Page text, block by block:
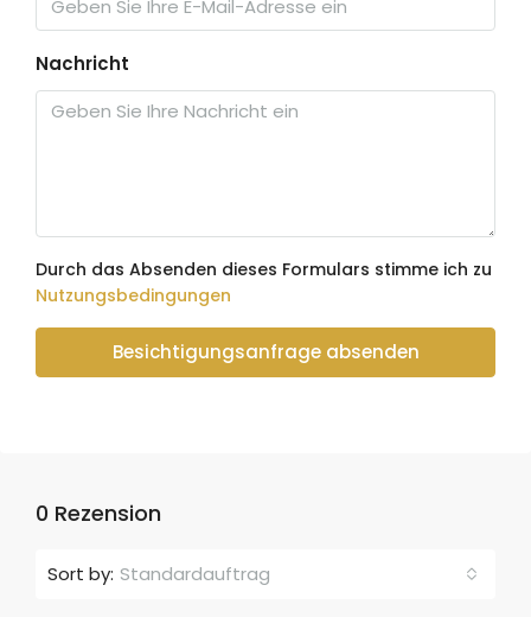
Nachricht
Durch das Absenden dieses Formulars stimme ich zu
Nutzungsbedingungen
Besichtigungsanfrage absenden
0 Rezension
Sort by: Standardauftrag